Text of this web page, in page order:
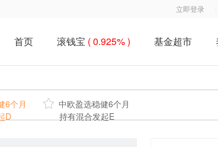
立即登录
首页 滚钱宝 ( 0.925% ) 基金超市
6个月
D
 中欧盈选稳健6个月
持有混合发起E